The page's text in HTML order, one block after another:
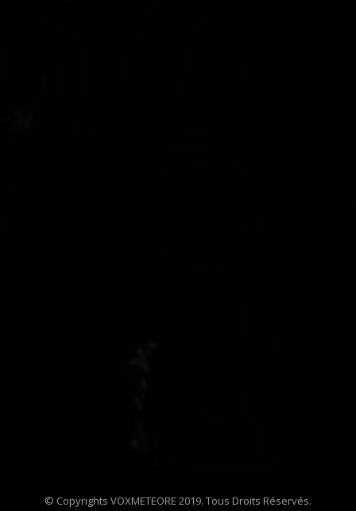
© Copyrights VOXMETEORE 2019. Tous Droits Réservés.